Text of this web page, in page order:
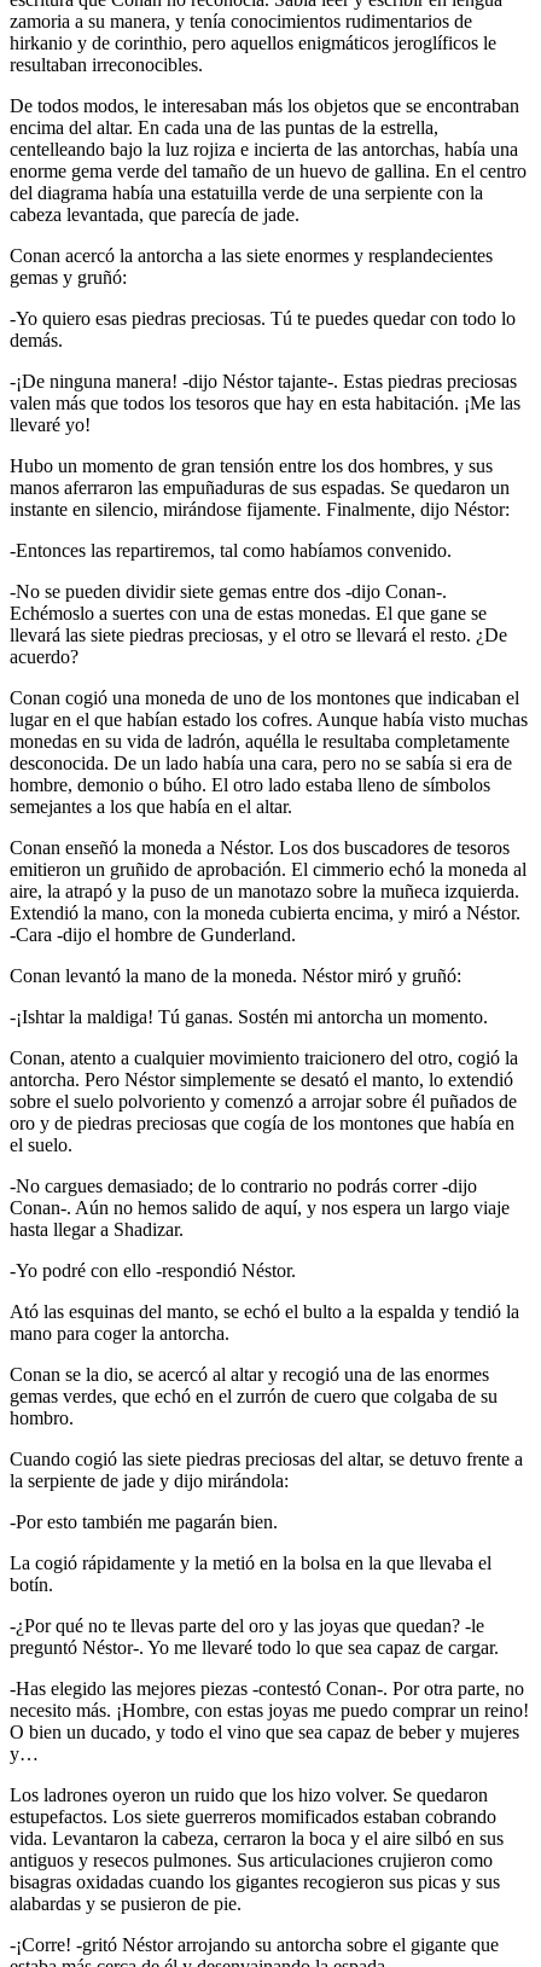
zamoria a su manera, y tenía conocimientos rudimentarios de
hirkanio y de corinthio, pero aquellos enigmáticos jeroglíficos le
resultaban irreconocibles.
De todos modos, le interesaban más los objetos que se encontraban
encima del altar. En cada una de las puntas de la estrella,
centelleando bajo la luz rojiza e incierta de las antorchas, había una
enorme gema verde del tamaño de un huevo de gallina. En el centro
del diagrama había una estatuilla verde de una serpiente con la
cabeza levantada, que parecía de jade.
Conan acercó la antorcha a las siete enormes y resplandecientes
gemas y gruñó:
-Yo quiero esas piedras preciosas. Tú te puedes quedar con todo lo
demás.
-¡De ninguna manera! -dijo Néstor tajante-. Estas piedras preciosas
valen más que todos los tesoros que hay en esta habitación. ¡Me las
llevaré yo!
Hubo un momento de gran tensión entre los dos hombres, y sus
manos aferraron las empuñaduras de sus espadas. Se quedaron un
instante en silencio, mirándose fijamente. Finalmente, dijo Néstor:
-Entonces las repartiremos, tal como habíamos convenido.
-No se pueden dividir siete gemas entre dos -dijo Conan-.
Echémoslo a suertes con una de estas monedas. El que gane se
llevará las siete piedras preciosas, y el otro se llevará el resto. ¿De
acuerdo?
Conan cogió una moneda de uno de los montones que indicaban el
lugar en el que habían estado los cofres. Aunque había visto muchas
monedas en su vida de ladrón, aquélla le resultaba completamente
desconocida. De un lado había una cara, pero no se sabía si era de
hombre, demonio o búho. El otro lado estaba lleno de símbolos
semejantes a los que había en el altar.
Conan enseñó la moneda a Néstor. Los dos buscadores de tesoros
emitieron un gruñido de aprobación. El cimmerio echó la moneda al
aire, la atrapó y la puso de un manotazo sobre la muñeca izquierda.
Extendió la mano, con la moneda cubierta encima, y miró a Néstor.
-Cara -dijo el hombre de Gunderland.
Conan levantó la mano de la moneda. Néstor miró y gruñó:
-¡Ishtar la maldiga! Tú ganas. Sostén mi antorcha un momento.
Conan, atento a cualquier movimiento traicionero del otro, cogió la
antorcha. Pero Néstor simplemente se desató el manto, lo extendió
sobre el suelo polvoriento y comenzó a arrojar sobre él puñados de
oro y de piedras preciosas que cogía de los montones que había en
el suelo.
-No cargues demasiado; de lo contrario no podrás correr -dijo
Conan-. Aún no hemos salido de aquí, y nos espera un largo viaje
hasta llegar a Shadizar.
-Yo podré con ello -respondió Néstor.
Ató las esquinas del manto, se echó el bulto a la espalda y tendió la
mano para coger la antorcha.
Conan se la dio, se acercó al altar y recogió una de las enormes
gemas verdes, que echó en el zurrón de cuero que colgaba de su
hombro.
Cuando cogió las siete piedras preciosas del altar, se detuvo frente a
la serpiente de jade y dijo mirándola:
-Por esto también me pagarán bien.
La cogió rápidamente y la metió en la bolsa en la que llevaba el
botín.
-¿Por qué no te llevas parte del oro y las joyas que quedan? -le
preguntó Néstor-. Yo me llevaré todo lo que sea capaz de cargar.
-Has elegido las mejores piezas -contestó Conan-. Por otra parte, no
necesito más. ¡Hombre, con estas joyas me puedo comprar un reino!
O bien un ducado, y todo el vino que sea capaz de beber y mujeres
y…
Los ladrones oyeron un ruido que los hizo volver. Se quedaron
estupefactos. Los siete guerreros momificados estaban cobrando
vida. Levantaron la cabeza, cerraron la boca y el aire silbó en sus
antiguos y resecos pulmones. Sus articulaciones crujieron como
bisagras oxidadas cuando los gigantes recogieron sus picas y sus
alabardas y se pusieron de pie.
-¡Corre! -gritó Néstor arrojando su antorcha sobre el gigante que